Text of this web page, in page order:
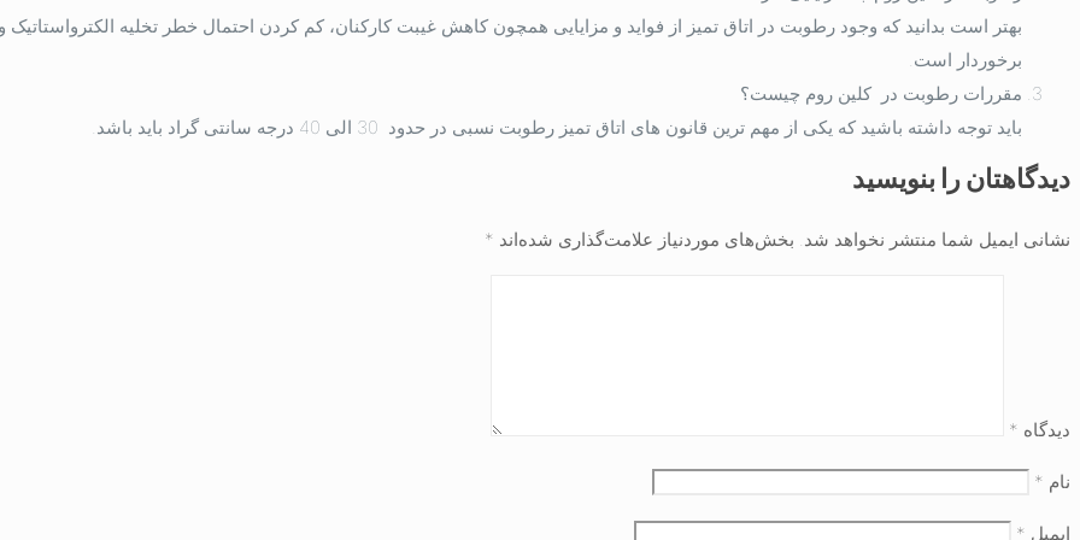
بهتر است بدانید که وجود رطوبت در اتاق تمیز از فواید و مزایایی همچون کاهش غیبت کارکنان، کم کردن احتمال خطر تخلیه
برخوردار است.
مقررات رطوبت در کلین روم چیست؟
باید توجه داشته باشید که یکی از مهم ترین قانون های اتاق تمیز رطوبت نسبی در حدود 30 الی 40 درجه سانتی گراد باید باشد.
دیدگاهتان را بنویسید
نشانی ایمیل شما منتشر نخواهد شد. بخش‌های موردنیاز علامت‌گذاری شده‌اند *
دیدگاه *
نام *
ایمیل *